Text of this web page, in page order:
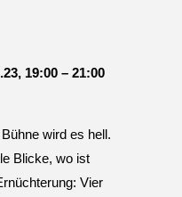
19:00 – 21:00
wird es hell.
Blicke, wo ist
Vier